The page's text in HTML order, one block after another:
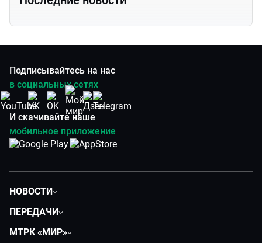
Подписывайтесь на нас
в социальных сетях
И скачивайте наше
мобильное приложение
НОВОСТИ
Экономика
ПЕРЕДАЧИ
МТРК «МИР»